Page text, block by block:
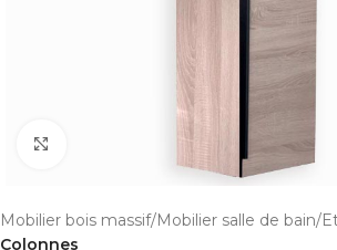
Cliquer pour agrandir
Mobilier bois massif Mobilier salle de bain
Colonnes